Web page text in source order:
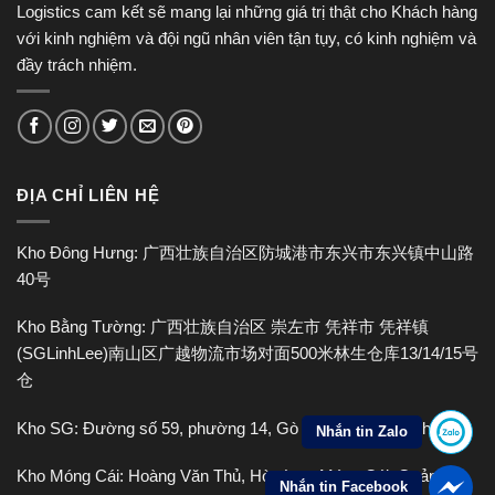
Logistics cam kết sẽ mang lại những giá trị thật cho Khách hàng
với kinh nghiệm và đội ngũ nhân viên tận tụy, có kinh nghiệm và
đầy trách nhiệm.
ĐỊA CHỈ LIÊN HỆ
Kho Đông Hưng: 广西壮族自治区防城港市东兴市东兴镇中山路
40号
Kho Bằng Tường: 广西壮族自治区 崇左市 凭祥市 凭祥镇
(SGLinhLee)南山区广越物流市场对面500米林生仓库13/14/15号
仓
Kho SG: Đường số 59, phường 14, Gò Vấp, Hồ Chí Minh
Kho Móng Cái: Hoàng Văn Thủ, Hòa Lạc, Móng Cái, Quảng
Nhắn tin Zalo
Nhắn tin Facebook